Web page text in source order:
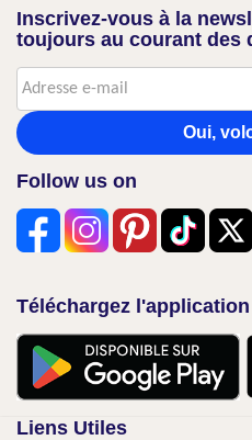
Inscrivez-vous à la
toujours au courant des
Oui,
Follow us on
Téléchargez
Liens Utiles